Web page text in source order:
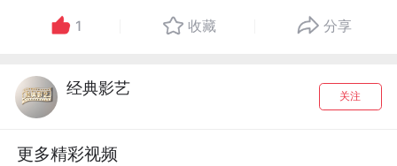
1 收藏 分享
经典影艺 关注
更多精彩视频